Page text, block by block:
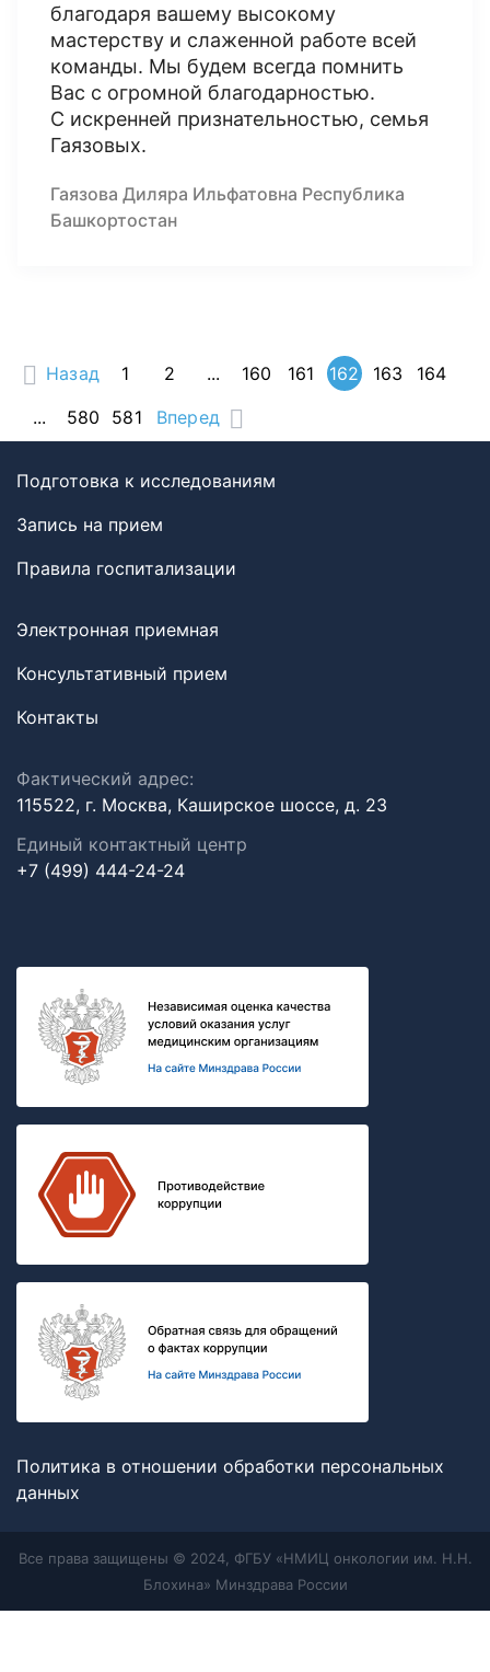
благодаря вашему высокому
мастерству и слаженной работе всей
команды. Мы будем всегда помнить
Вас с огромной благодарностью.
С искренней признательностью, семья
Гаязовых.
Гаязова Диляра Ильфатовна Республика
Башкортостан
Назад 1 2 ... 160 161 162 163
164
...
580 581 Вперед
Подготовка к исследованиям
Запись на прием
Правила госпитализации
Электронная приемная
Консультативный прием
Контакты
Фактический адрес:
115522, г. Москва, Каширское шоссе, д. 23
Единый контактный центр
+7 (499) 444-24-24
Политика в отношении обработки персональных
данных
Все права защищены © 2024, ФГБУ «НМИЦ онкологии им. Н.Н.
Блохина» Минздрава России